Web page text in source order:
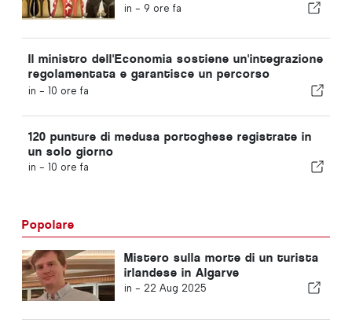
europeo di calzature
in - 9 ore fa
Il ministro dell'Economia sostiene un'integrazione
regolamentata e garantisce un percorso
accelerato per gli immigrati
in - 10 ore fa
120 punture di medusa portoghese registrate in
un solo giorno
in - 10 ore fa
Popolare
Mistero sulla morte di un turista
irlandese in Algarve
in - 22 Aug 2025